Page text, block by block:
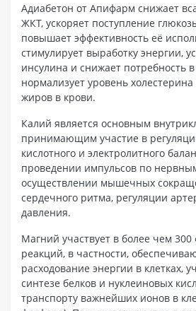
Адиабетон от Апифарм снижает
ЖКТ, ускоряет поступление
повышает эффективность её
стимулирует выработку энергии,
инсулина и снижает потребность
нормализует уровень
жиров в крови.
Калий является основным
принимающим участие в
кислотного и электролитного
проведении импульсов по
осуществлении мышечных
сердечного ритма, регуляции
давления.
Магний участвует в более чем
реакций, в частности,
расходование энергии в клетках,
синтезе белков и нуклеиновых
транспорту важнейших ионов в